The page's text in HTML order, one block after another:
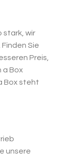
stark, wir
Sie
Preis,
a Box
Box steht
unsere